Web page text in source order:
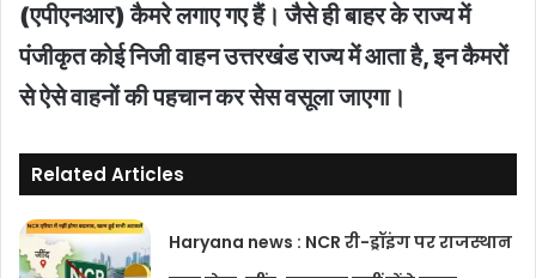
(एपीएनआर) कैमरे लगाए गए हैं। जैसे ही बाहर के राज्य में
पंजीकृत कोई निजी वाहन उत्तरखंड राज्य में आता है, इन कैमरों
से ऐसे वाहनों की पहचान कर सेस वसूला जाएगा।
Related Articles
Haryana news : NCR री-ड्रॉइंग पर राजस्थान